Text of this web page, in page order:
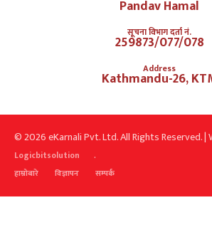
Pandav Hamal
सूचना विभाग दर्ता नं.
259873/077/078
Address
Kathmandu-26,
© 2026 eKarnali Pvt. Ltd. All Rights Reserved. |
Logicbitsolution .
हाम्रोबारे विज्ञापन सम्पर्क